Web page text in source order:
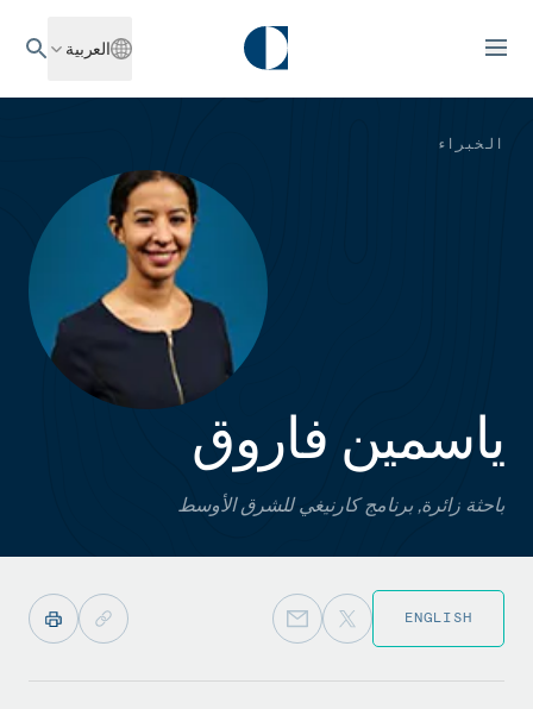
العربية
الخبراء
ياسمين فاروق
باحثة زائرة, برنامج كارنيغي للشرق الأوسط
ENGLISH